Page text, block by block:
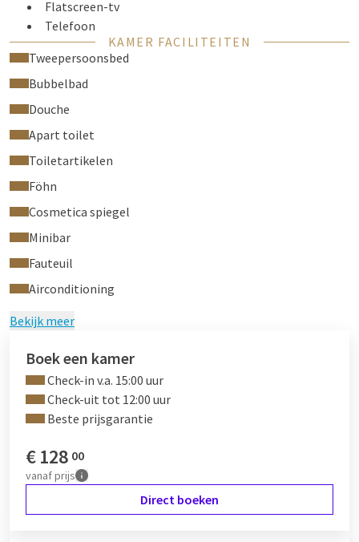
Flatscreen-tv
Telefoon
Gratis WiFi-netwerk
Comfortabele bedden
Bureau
Haardroger
Roomservice van 07.00 tot 23.00 uur
Wasservice
Er liggen ook badjassen en slippers voor u klaar.
KAMER FACILITEITEN
Tweepersoonsbed
Bubbelbad
Douche
Apart toilet
Toiletartikelen
Föhn
Cosmetica spiegel
Minibar
Fauteuil
Airconditioning
Bekijk meer
Boek een kamer
Check-in v.a. 15:00 uur
Check-uit tot 12:00 uur
Beste prijsgarantie
€128 00
vanafprijs
Direct boeken